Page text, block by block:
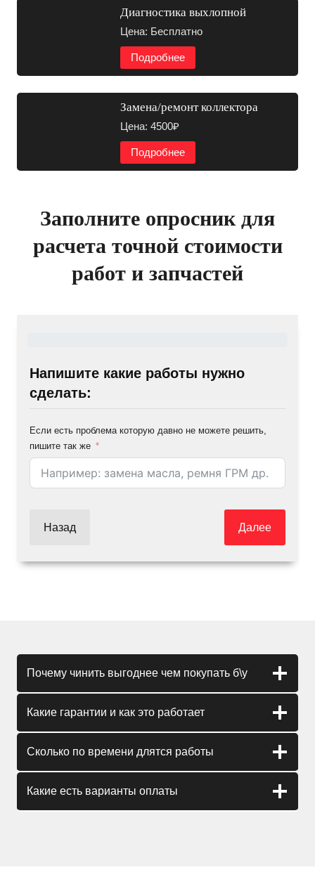
Диагностика выхлопной
Цена: Бесплатно
Подробнее
Замена/ремонт коллектора
Цена: 4500₽
Подробнее
Заполните опросник для
расчета точной стоимости
работ и запчастей
Напишите какие работы нужно
сделать:
Если есть проблема которую давно не можете решить,
пишите так же
Назад Далее
Почему чинить выгоднее чем покупать б\у
Какие гарантии и как это работает
Сколько по времени длятся работы
Какие есть варианты оплаты